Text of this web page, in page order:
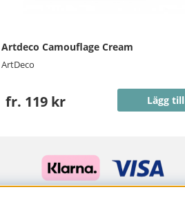
Artdeco Camouflage Cream
ArtDeco
fr. 119 kr Lägg till